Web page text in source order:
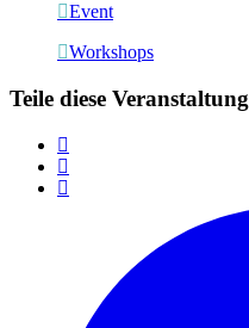
Event
Workshops
Teile diese Veranstaltung